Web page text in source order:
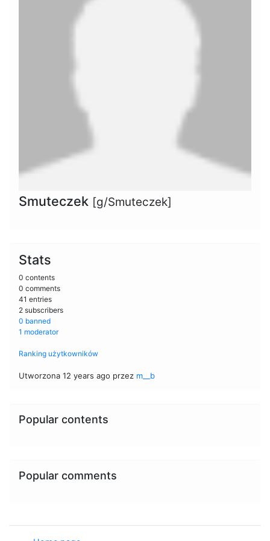
Smuteczek [g/Smuteczek]
Stats
0 contents
0 comments
41 entries
2 subscribers
0 banned
1 moderator
Ranking użytkowników
Utworzona 12 years ago przez m__b
Popular contents
Popular comments